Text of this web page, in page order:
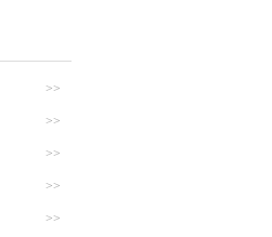
>>
>>
>>
>>
>>